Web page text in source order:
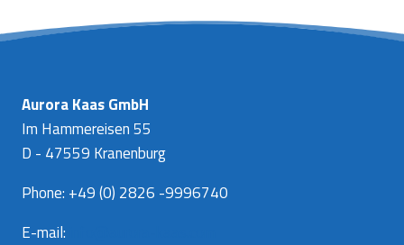
Aurora Kaas GmbH
Im Hammereisen 55
D - 47559 Kranenburg
Phone: +49 (0) 2826 -9996740
E-mail: